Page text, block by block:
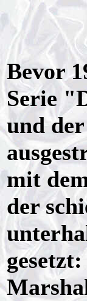
Bevor
Serie
und
mit
der